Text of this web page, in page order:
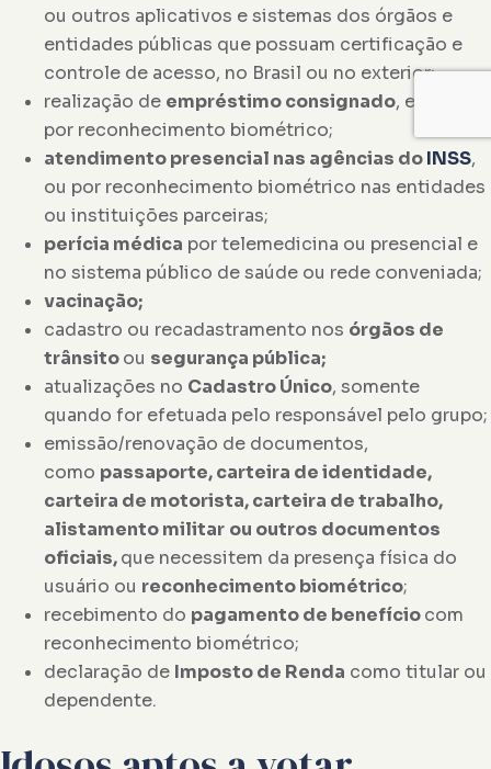
ou outros aplicativos e sistemas dos órgãos e
entidades públicas que possuam certificação e
controle de acesso, no Brasil ou no exterior;
realização de empréstimo consignado, efetuado
por reconhecimento biométrico;
atendimento presencial nas agências doINSS,
ou por reconhecimento biométrico nas entidades
ou instituições parceiras;
perícia médica por telemedicina ou presencial e
no sistema público de saúde ou rede conveniada;
vacinação;
cadastro ou recadastramento nos órgãos de
trânsitoou segurança pública;
atualizações no Cadastro Único, somente
quando for efetuada pelo responsável pelo grupo;
emissão/renovação de documentos,
como passaporte, carteira de identidade,
carteira de motorista, carteira de trabalho,
alistamento militar ou outros documentos
oficiais,que necessitem da presença física do
usuário ou reconhecimento biométrico;
recebimento do pagamento de benefíciocom
reconhecimento biométrico;
declaração de Imposto de Renda como titular ou
dependente.